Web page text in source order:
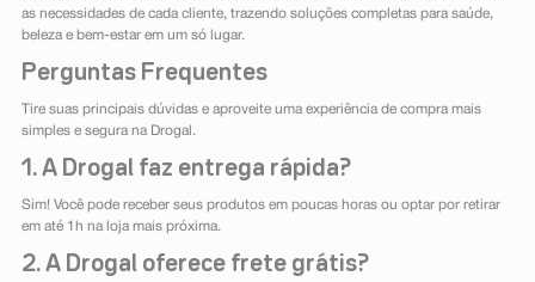
as necessidades de cada cliente, trazendo soluções completas para saúde,
beleza e bem-estar em um só lugar.
Perguntas Frequentes
Tire suas principais dúvidas e aproveite uma experiência de compra mais
simples e segura na Drogal.
1. A Drogal faz entrega rápida?
Sim! Você pode receber seus produtos em poucas horas ou optar por retirar
em até 1h na loja mais próxima.
2. A Drogal oferece frete grátis?